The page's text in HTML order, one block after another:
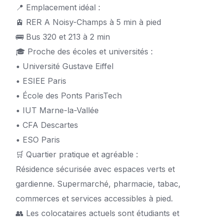
📍 Emplacement idéal :
🚊 RER A Noisy-Champs à 5 min à pied
🚌 Bus 320 et 213 à 2 min
🎓 Proche des écoles et universités :
• Université Gustave Eiffel
• ESIEE Paris
• École des Ponts ParisTech
• IUT Marne-la-Vallée
• CFA Descartes
• ESO Paris
🛒 Quartier pratique et agréable :
Résidence sécurisée avec espaces verts et
gardienne. Supermarché, pharmacie, tabac,
commerces et services accessibles à pied.
👥 Les colocataires actuels sont étudiants et